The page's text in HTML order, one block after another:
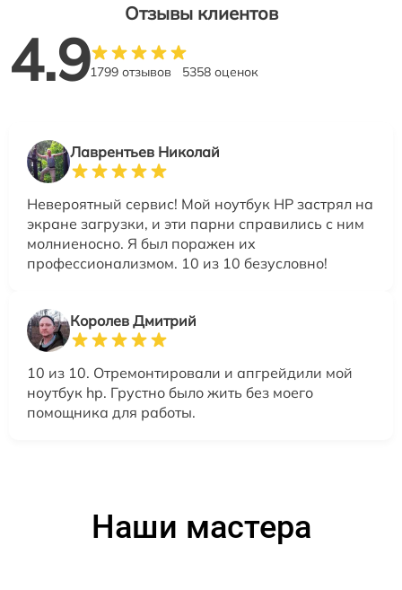
Отзывы клиентов
4.91799 отзывов 5358 оценок
Лаврентьев Николай
Невероятный сервис! Мой ноутбук HP застрял на
экране загрузки, и эти парни справились с ним
молниеносно. Я был поражен их
профессионализмом. 10 из 10 безусловно!
Королев Дмитрий
10 из 10. Отремонтировали и апгрейдили мой
ноутбук hp. Грустно было жить без моего
помощника для работы.
Наши мастера